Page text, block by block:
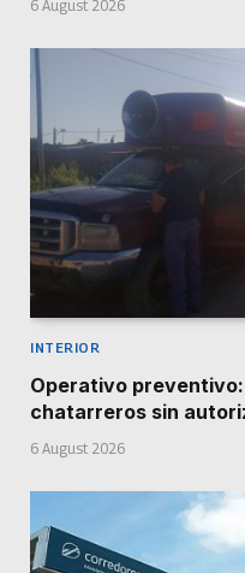
6 August 2026
INTERIOR
Operativo
chatarreros sin
6 August 2026